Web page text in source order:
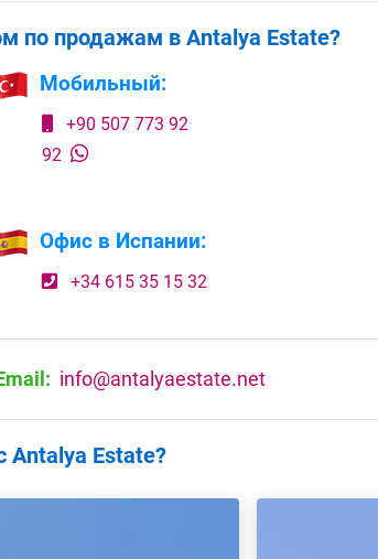
по продажам в Antalya Estate?
Мобильный:
+90 507 773 92
92
Офис в Испании:
+34 615 35 15 32
info@antalyaestate.net
Antalya Estate?